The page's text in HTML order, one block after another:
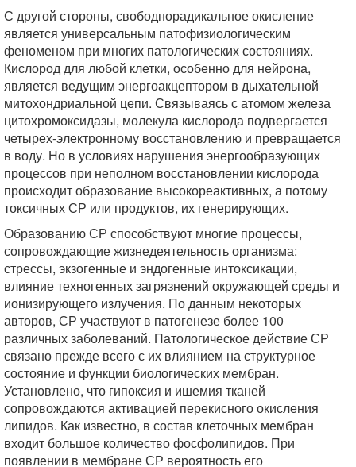
С другой стороны, свободнорадикальное окисление
является универсальным патофизиологическим
феноменом при многих патологических состояниях.
Кислород для любой клетки, особенно для нейрона,
является ведущим энергоакцептором в дыхательной
митохондриальной цепи. Связываясь с атомом железа
цитохромоксидазы, молекула кислорода подвергается
четырех-электронному восстановлению и превращается
в воду. Но в условиях нарушения энергообразующих
процессов при неполном восстановлении кислорода
происходит образование высокореактивных, а потому
токсичных СР или продуктов, их генерирующих.
Образованию СР способствуют многие процессы,
сопровождающие жизнедеятельность организма:
стрессы, экзогенные и эндогенные интоксикации,
влияние техногенных загрязнений окружающей среды и
ионизирующего излучения. По данным некоторых
авторов, СР участвуют в патогенезе более 100
различных заболеваний. Патологическое действие СР
связано прежде всего с их влиянием на структурное
состояние и функции биологических мембран.
Установлено, что гипоксия и ишемия тканей
сопровождаются активацией перекисного окисления
липидов. Как известно, в состав клеточных мембран
входит большое количество фосфолипидов. При
появлении в мембране СР вероятность его